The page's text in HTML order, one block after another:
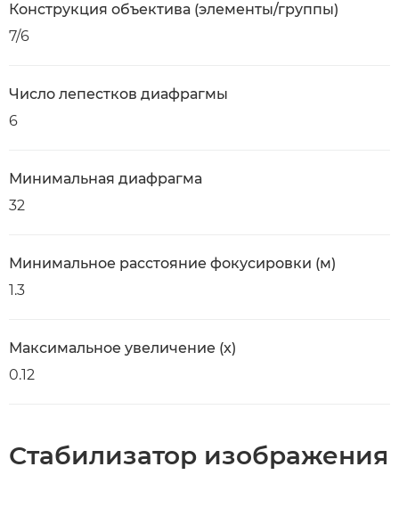
Конструкция объектива (элементы/группы)
7/6
Число лепестков диафрагмы
6
Минимальная диафрагма
32
Минимальное расстояние фокусировки (м)
1.3
Максимальное увеличение (x)
0.12
Стабилизатор изображения